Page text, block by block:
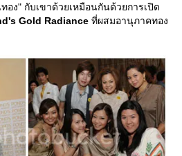
อง" กับเขาด้วยเหมือนกันด้วยการเปิด
Gold Radiance ที่ผสมอานุภาคทอง